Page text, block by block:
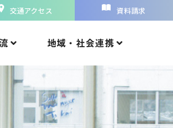
交通アクセス 資料請求
地域・社会連携